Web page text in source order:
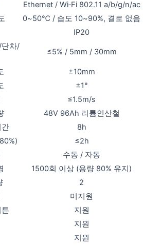
Ethernet / Wi‑Fi 802.11 a/b/g/n/ac
0~50℃ / 습도 10~90%, 결로 없음
IP20
단차/
≤5% / 5mm / 30mm
±10mm
±1°
≤1.5m/s
48V 96Ah 리튬인산철
8h
≤2h
수동 / 자동
1500회 이상 (용량 80% 유지)
2
미지원
지원
지원
지원